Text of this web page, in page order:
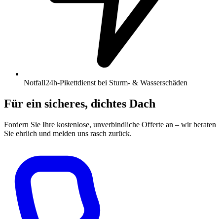
Notfall24h-Pikettdienst bei Sturm- & Wasserschäden
Für ein sicheres, dichtes Dach
Fordern Sie Ihre kostenlose, unverbindliche Offerte an – wir beraten
Sie ehrlich und melden uns rasch zurück.